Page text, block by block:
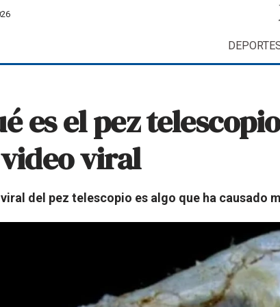
es el pez
viral
del pez telescopio es algo que ha causado